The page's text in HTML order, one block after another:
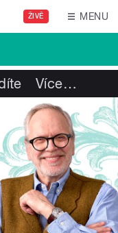
ŽIVĚ MENU
Více…